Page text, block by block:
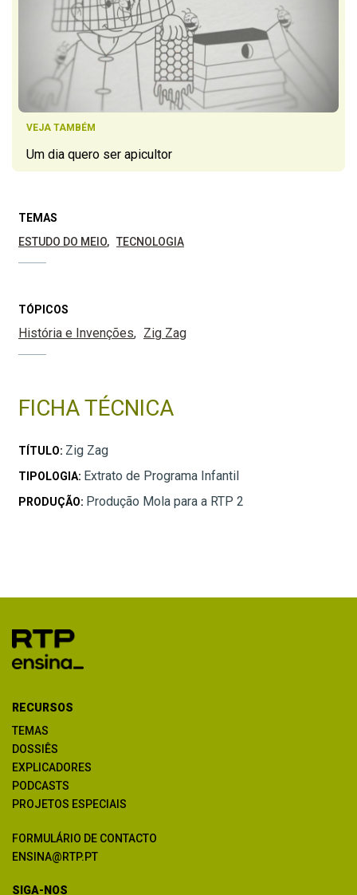
VEJA TAMBÉM
Um dia quero ser apicultor
TEMAS
ESTUDO DO MEIO
TECNOLOGIA
TÓPICOS
História e Invenções Zig Zag
FICHA TÉCNICA
TÍTULO: Zig Zag
TIPOLOGIA: Extrato de Programa Infantil
PRODUÇÃO: Produção Mola para a RTP 2
RECURSOS
TEMAS
DOSSIÊS
EXPLICADORES
PODCASTS
PROJETOS ESPECIAIS
FORMULÁRIO DE CONTACTO
ENSINA@RTP.PT
SIGA-NOS